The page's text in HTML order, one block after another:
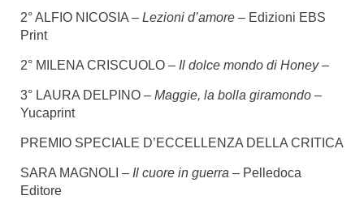
2° ALFIO NICOSIA – Lezioni d’amore – Edizioni EBS
Print
2° MILENA CRISCUOLO – Il dolce mondo di Honey–
3° LAURA DELPINO – Maggie, la bolla giramondo –
Yucaprint
PREMIO SPECIALE D’ECCELLENZA DELLA CRITICA
SARA MAGNOLI – Il cuore in guerra – Pelledoca
Editore